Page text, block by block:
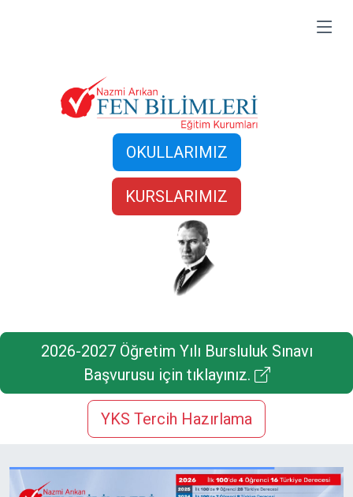
OKULLARIMIZ
KURSLARIMIZ
2026-2027 Öğretim Yılı Bursluluk Sınavı
Başvurusu için tıklayınız.
YKS Tercih Hazırlama